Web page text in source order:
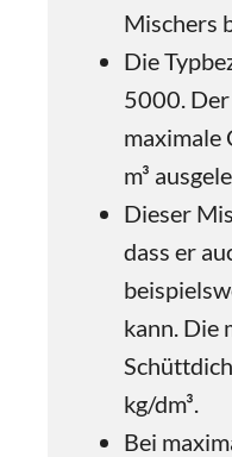
Mischers
Die
5000.
maximale
m³
Dieser
dass er
kann. Die
kg/dm³.
Bei